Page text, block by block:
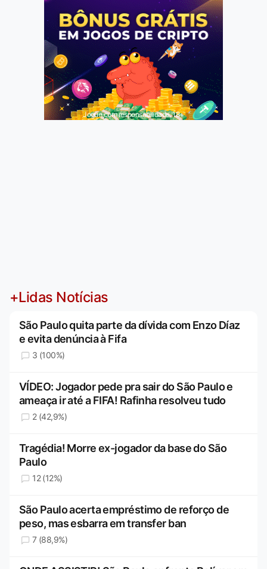
Jogue com responsabilidade. 18+
+Lidas Notícias
São Paulo quita parte da dívida com Enzo Díaz
e evita denúncia à Fifa
3 (100%)
VÍDEO: Jogador pede pra sair do São Paulo e
ameaça ir até a FIFA! Rafinha resolveu tudo
2 (42,9%)
Tragédia! Morre ex-jogador da base do São
Paulo
12 (12%)
São Paulo acerta empréstimo de reforço de
peso, mas esbarra em transfer ban
7 (88,9%)